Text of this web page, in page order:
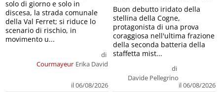
Courmayeur
di
Erika David
il 06/08/2026
solo di giorno e solo in
discesa, la strada comunale
della Val Ferret; si riduce lo
scenario di rischio, in
movimento u...
di
Davide Pellegrino
il 06/08/2026
Buon debutto iridato della
stellina della Cogne,
protagonista di una prova
coraggiosa nell'ultima frazione
della seconda batteria della
staffetta mist...